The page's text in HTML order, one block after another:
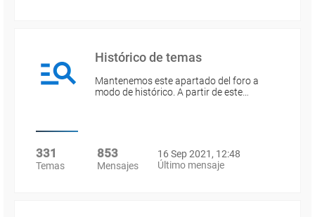
Histórico de temas
Mantenemos este apartado del foro a
modo de histórico. A partir de este…
331
Temas
853
Mensajes
16 Sep 2021, 12:48
Último mensaje